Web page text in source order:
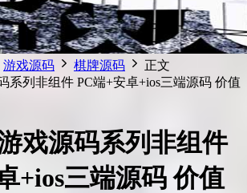
游戏源码 棋牌源码 正文
戏源码系列非组件
+ios三端源码 价值